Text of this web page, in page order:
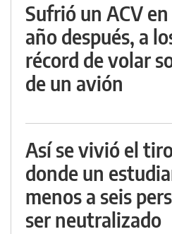
Sufrió un ACV
año después, a
récord de volar
de un avión
Así se vivió el
donde un
menos a seis
ser neutralizado